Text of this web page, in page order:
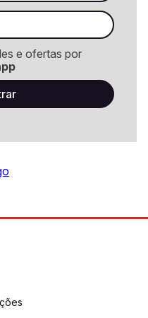
e ofertas por